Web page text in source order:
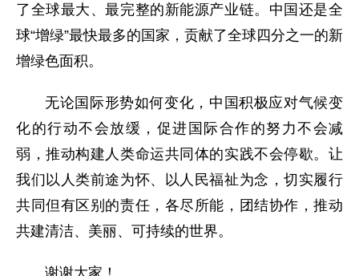
了全球最大、最完整的新能源产业链。中国还是全
球“增绿”最快最多的国家，贡献了全球四分之一的新
增绿色面积。
无论国际形势如何变化，中国积极应对气候变
化的行动不会放缓，促进国际合作的努力不会减
弱，推动构建人类命运共同体的实践不会停歇。让
我们以人类前途为怀、以人民福祉为念，切实履行
共同但有区别的责任，各尽所能，团结协作，推动
共建清洁、美丽、可持续的世界。
谢谢大家！